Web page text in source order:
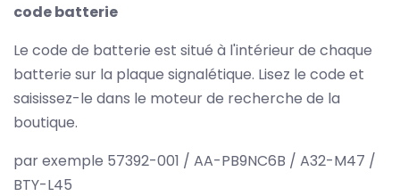
code batterie
Le code de batterie est situé à l'intérieur de chaque
batterie sur la plaque signalétique. Lisez le code et
saisissez-le dans le moteur de recherche de la
boutique.
par exemple 57392-001 / AA-PB9NC6B / A32-M47 /
BTY-L45